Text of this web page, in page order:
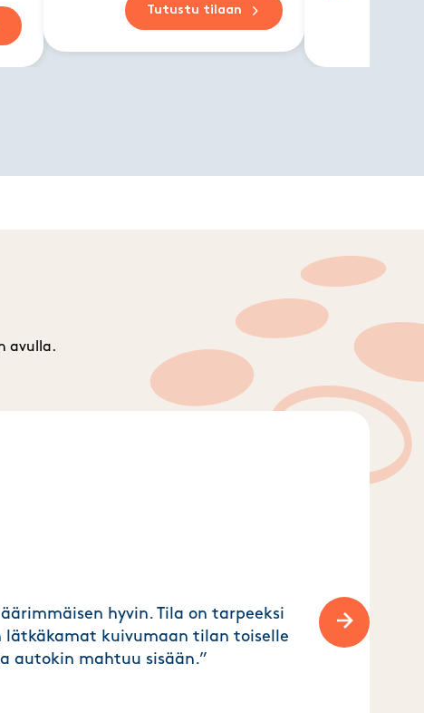
Tutustu tilaan
avulla.
hyvin. Tila on tarpeeksi
lätkäkamat kuivumaan tilan toiselle
autokin mahtuu sisään.”
Next slide